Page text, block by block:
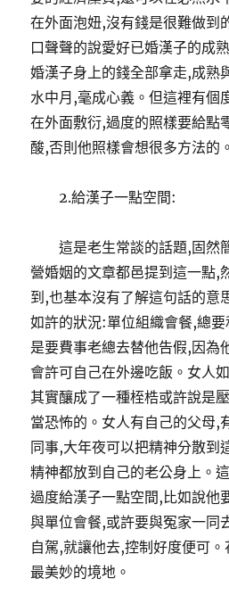
在外面泡妞,沒有錢是很難做到
口聲聲的說愛好已婚漢子的成
婚漢子身上的錢全部拿走,成熟
水中月,毫成心義。但這裡有個
在外面敷衍,過度的照樣要給點
酸,否則他照樣會想很多方法的。
2.給漢子一點空間:
這是老生常談的話題,固然
營婚姻的文章都邑提到這一點,
到,也基本沒有了解這句話的意
如許的狀況:單位組織會餐,總
是要費事老總去替他告假,因為
會許可自己在外邊吃飯。女人
其實釀成了一種桎梏或許說是
當恐怖的。女人有自己的父母,
同事,大年夜可以把精神分散到
精神都放到自己的老公身上。
過度給漢子一點空間,比如說他
與單位會餐,或許要與冤家一同
自駕,就讓他去,控制好度便可
最美妙的境地。